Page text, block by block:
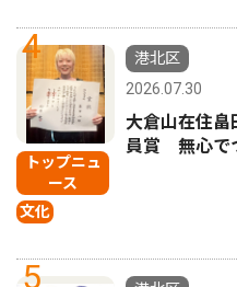
4
トップニュ
ース
文化
港北区
2026.07.30
大倉山在住
員賞 無心で
5